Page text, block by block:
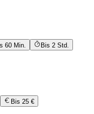
60 Min. Bis 2 Std.
Bis 25 €